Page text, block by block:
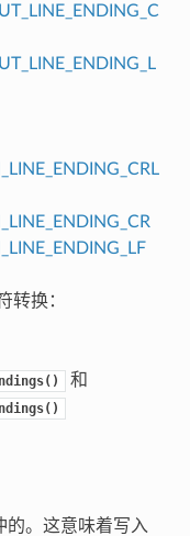
转换：
和
的。这意味着写入